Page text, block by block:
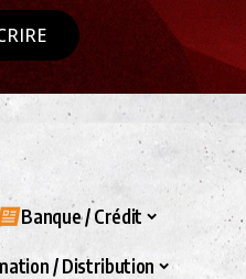
Banque / Crédit
/ Distribution